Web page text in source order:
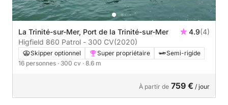
La Trinité-sur-Mer, Port de la Trinité-sur-Mer 4.9(4)
Higfield 860 Patrol - 300 CV(2020)
Skipper optionnel Super propriétaire
Semi-rigide
16 personnes · 300 cv · 8.6 m
À partir de 759 € / jour